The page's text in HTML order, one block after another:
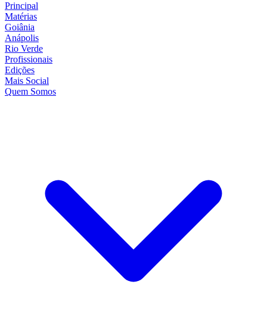
Principal
Matérias
Goiânia
Anápolis
Rio Verde
Profissionais
Edições
Mais Social
Quem Somos